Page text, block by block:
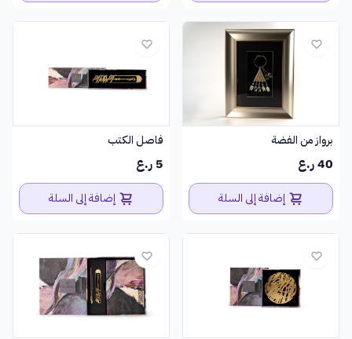
برواز من الفضة
40 ر.ع
إضافة إلى السلة
فاصل الكتب
5 ر.ع
إضافة إلى السلة